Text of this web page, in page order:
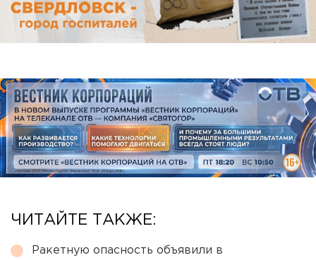
ЧИТАЙТЕ ТАКЖЕ:
Ракетную опасность объявили в